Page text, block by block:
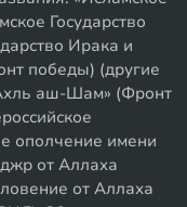
Государство
Ирака и
победы) (другие
аш-Шам» (Фронт
ополчение имени
от Аллаха
от Аллаха